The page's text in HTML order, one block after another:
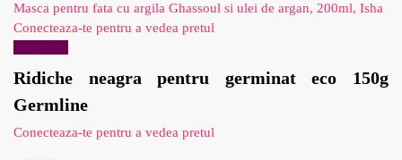
Masca pentru fata cu argila Ghassoul si ulei de argan, 200ml, Isha
Conecteaza-te pentru a vedea pretul
Ridiche neagra pentru germinat eco 150g
Germline
Conecteaza-te pentru a vedea pretul